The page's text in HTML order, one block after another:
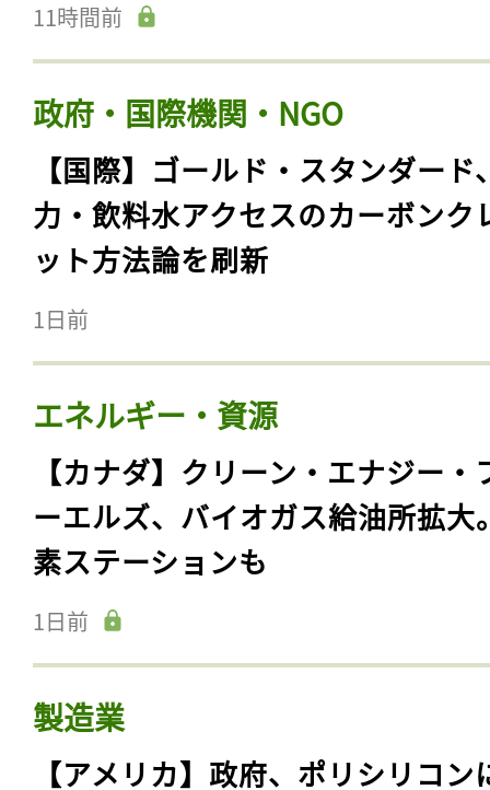
11時間前
政府・国際機関・NGO
【国際】ゴールド・スタンダード
力・飲料水アクセスのカーボンク
ット方法論を刷新
1日前
エネルギー・資源
【カナダ】クリーン・エナジー・
ーエルズ、バイオガス給油所拡大
素ステーションも
1日前
製造業
【アメリカ】政府、ポリシリコン